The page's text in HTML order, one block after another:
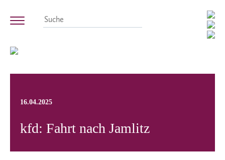
16.04.2025
kfd: Fahrt nach Jamlitz